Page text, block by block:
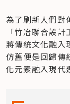
為了刷新人們
「竹冶聯合設
將傳統文化融入
仿舊便是回歸傳
化元素融入現代